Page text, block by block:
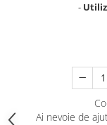
Iluminat de
Lumini exterioare
-
Ai nevoie de